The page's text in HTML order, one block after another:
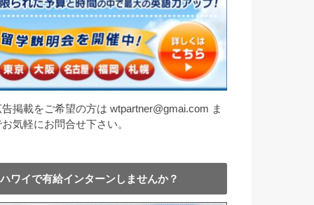
告掲載をご希望の方は wtpartner@gmai.com ま
気軽にお問合せ下さい。
ハワイで有給インターンしませんか？